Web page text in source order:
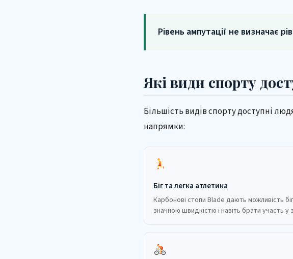
Рівень ампутації не визначає
Які види спорту
Більшість видів спорту доступні
напрямки:
Біг та легка атлетика
Карбонові стопи Blade дають можливість
значною швидкістю і навіть брати участь у